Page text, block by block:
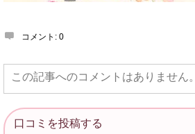
コメント: 0
この記事へのコメントはありません。
口コミを投稿する